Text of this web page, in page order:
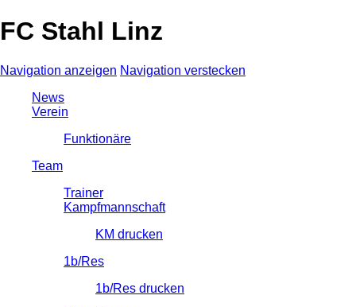
FC Stahl Linz
Navigation anzeigen Navigation verstecken
News
Verein
Funktionäre
Team
Trainer
Kampfmannschaft
KM drucken
1b/Res
1b/Res drucken